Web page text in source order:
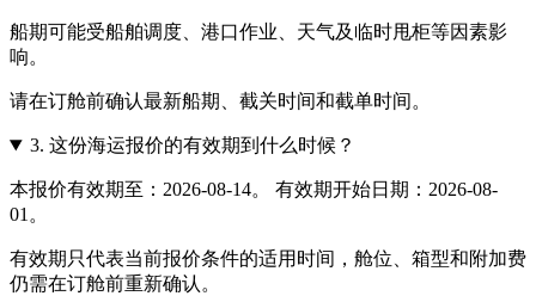
船期可能受船舶调度、港口作业、天气及临时甩柜等因素影
响。
请在订舱前确认最新船期、截关时间和截单时间。
3. 这份海运报价的有效期到什么时候？
本报价有效期至：2026-08-14。 有效期开始日期：2026-08-
01。
有效期只代表当前报价条件的适用时间，舱位、箱型和附加费
仍需在订舱前重新确认。